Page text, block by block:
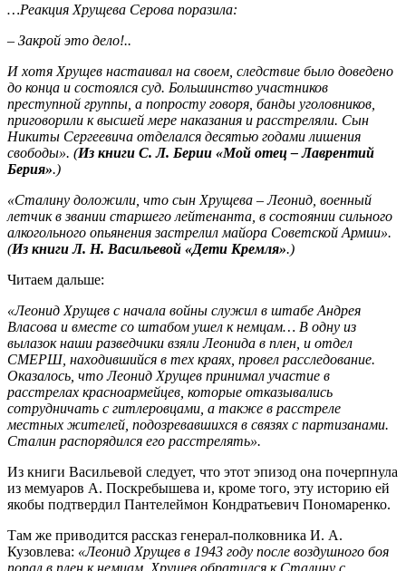
…Реакция Хрущева Серова поразила:
– Закрой это дело!..
И хотя Хрущев настаивал на своем, следствие было доведено
до конца и состоялся суд. Большинство участников
преступной группы, а попросту говоря, банды уголовников,
приговорили к высшей мере наказания и расстреляли. Сын
Никиты Сергеевича отделался десятью годами лишения
свободы». (Из книги С. Л. Берии «Мой отец – Лаврентий
Берия».)
«Сталину доложили, что сын Хрущева – Леонид, военный
летчик в звании старшего лейтенанта, в состоянии сильного
алкогольного опьянения застрелил майора Советской Армии».
(Из книги Л. Н. Васильевой «Дети Кремля».)
Читаем дальше:
«Леонид Хрущев с начала войны служил в штабе Андрея
Власова и вместе со штабом ушел к немцам… В одну из
вылазок наши разведчики взяли Леонида в плен, и отдел
СМЕРШ, находившийся в тех краях, провел расследование.
Оказалось, что Леонид Хрущев принимал участие в
расстрелах красноармейцев, которые отказывались
сотрудничать с гитлеровцами, а также в расстреле
местных жителей, подозревавшихся в связях с партизанами.
Сталин распорядился его расстрелять».
Из книги Васильевой следует, что этот эпизод она почерпнула
из мемуаров А. Поскребышева и, кроме того, эту историю ей
якобы подтвердил Пантелеймон Кондратьевич Пономаренко.
Там же приводится рассказ генерал-полковника И. А.
Кузовлева: «Леонид Хрущев в 1943 году после воздушного боя
попал в плен к немцам. Хрущев обратился к Сталину с